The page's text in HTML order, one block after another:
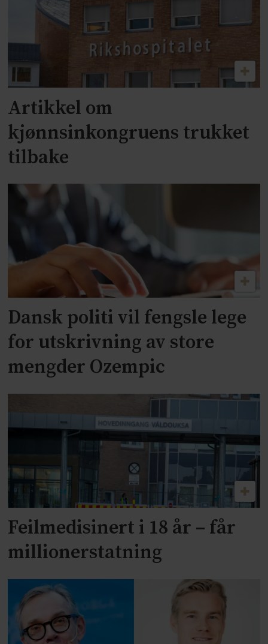
Artikkel om
kjønnsinkongruens trukket
tilbake
Dansk politi vil fengsle lege
for utskrivning av store
mengder Ozempic
Feilmedisinert i 18 år – får
millionerstatning